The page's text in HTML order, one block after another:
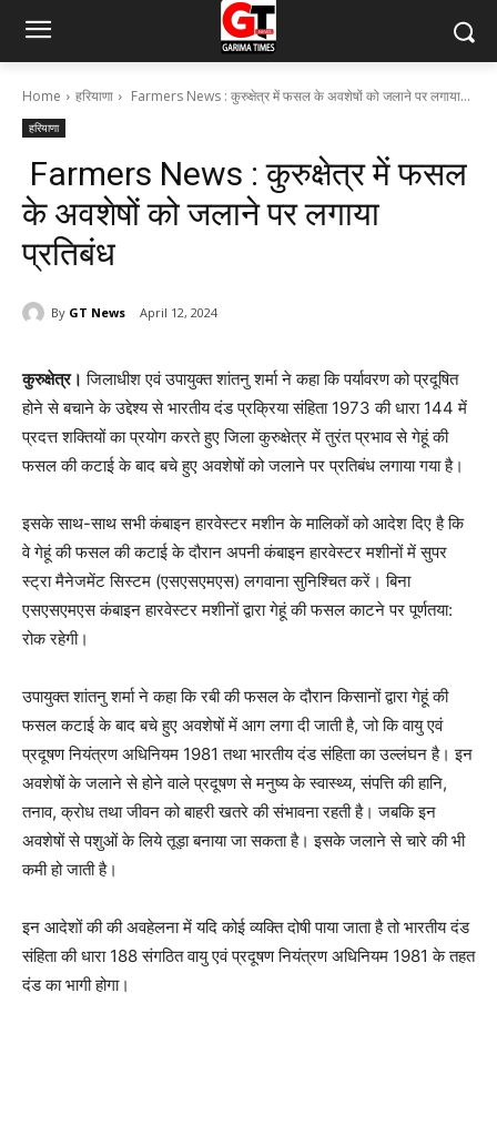
Home हरियाणा Farmers News : कुरुक्षेत्र में फसल के अवशेषों को जलाने पर लगाया...
हरियाणा
Farmers News : कुरुक्षेत्र में फसल
के अवशेषों को जलाने पर लगाया
प्रतिबंध
By GT News April 12, 2024
कुरुक्षेत्र। जिलाधीश एवं उपायुक्त शांतनु शर्मा ने कहा कि पर्यावरण को प्रदूषित
होने से बचाने के उद्देश्य से भारतीय दंड प्रक्रिया संहिता 1973 की धारा 144 में
प्रदत्त शक्तियों का प्रयोग करते हुए जिला कुरुक्षेत्र में तुरंत प्रभाव से गेहूं की
फसल की कटाई के बाद बचे हुए अवशेषों को जलाने पर प्रतिबंध लगाया गया है।
इसके साथ-साथ सभी कंबाइन हारवेस्टर मशीन के मालिकों को आदेश दिए है कि
वे गेहूं की फसल की कटाई के दौरान अपनी कंबाइन हारवेस्टर मशीनों में सुपर
स्ट्रा मैनेजमेंट सिस्टम (एसएसएमएस) लगवाना सुनिश्चित करें। बिना
एसएसएमएस कंबाइन हारवेस्टर मशीनों द्वारा गेहूं की फसल काटने पर पूर्णतया:
रोक रहेगी।
उपायुक्त शांतनु शर्मा ने कहा कि रबी की फसल के दौरान किसानों द्वारा गेहूं की
फसल कटाई के बाद बचे हुए अवशेषों में आग लगा दी जाती है, जो कि वायु एवं
प्रदूषण नियंत्रण अधिनियम 1981 तथा भारतीय दंड संहिता का उल्लंघन है। इन
अवशेषों के जलाने से होने वाले प्रदूषण से मनुष्य के स्वास्थ्य, संपत्ति की हानि,
तनाव, क्रोध तथा जीवन को बाहरी खतरे की संभावना रहती है। जबकि इन
अवशेषों से पशुओं के लिये तूड़ा बनाया जा सकता है। इसके जलाने से चारे की भी
कमी हो जाती है।
इन आदेशों की की अवहेलना में यदि कोई व्यक्ति दोषी पाया जाता है तो भारतीय दंड
संहिता की धारा 188 संगठित वायु एवं प्रदूषण नियंत्रण अधिनियम 1981 के तहत
दंड का भागी होगा।